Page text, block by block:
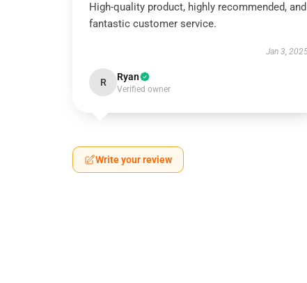
High-quality product, highly recommended, and
fantastic customer service.
Jan 3,
R Ryan
Verified owner
Write your review